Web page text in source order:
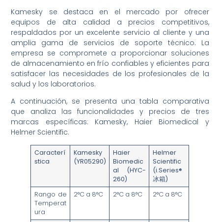
Kamesky se destaca en el mercado por ofrecer
equipos de alta calidad a precios competitivos,
respaldados por un excelente servicio al cliente y una
amplia gama de servicios de soporte técnico. La
empresa se compromete a proporcionar soluciones
de almacenamiento en frío confiables y eficientes para
satisfacer las necesidades de los profesionales de la
salud y los laboratorios.
A continuación, se presenta una tabla comparativa
que analiza las funcionalidades y precios de tres
marcas específicas: Kamesky, Haier Biomedical y
Helmer Scientific.
Caracterí
stica
Kamesky
(YR05290)
Haier
Biomedic
al (HYC-
260)
Helmer
Scientific
(i.Series®
冰箱)
Rango de
Temperat
ura
2°C a 8°C 2°C a 8°C 2°C a 8°C